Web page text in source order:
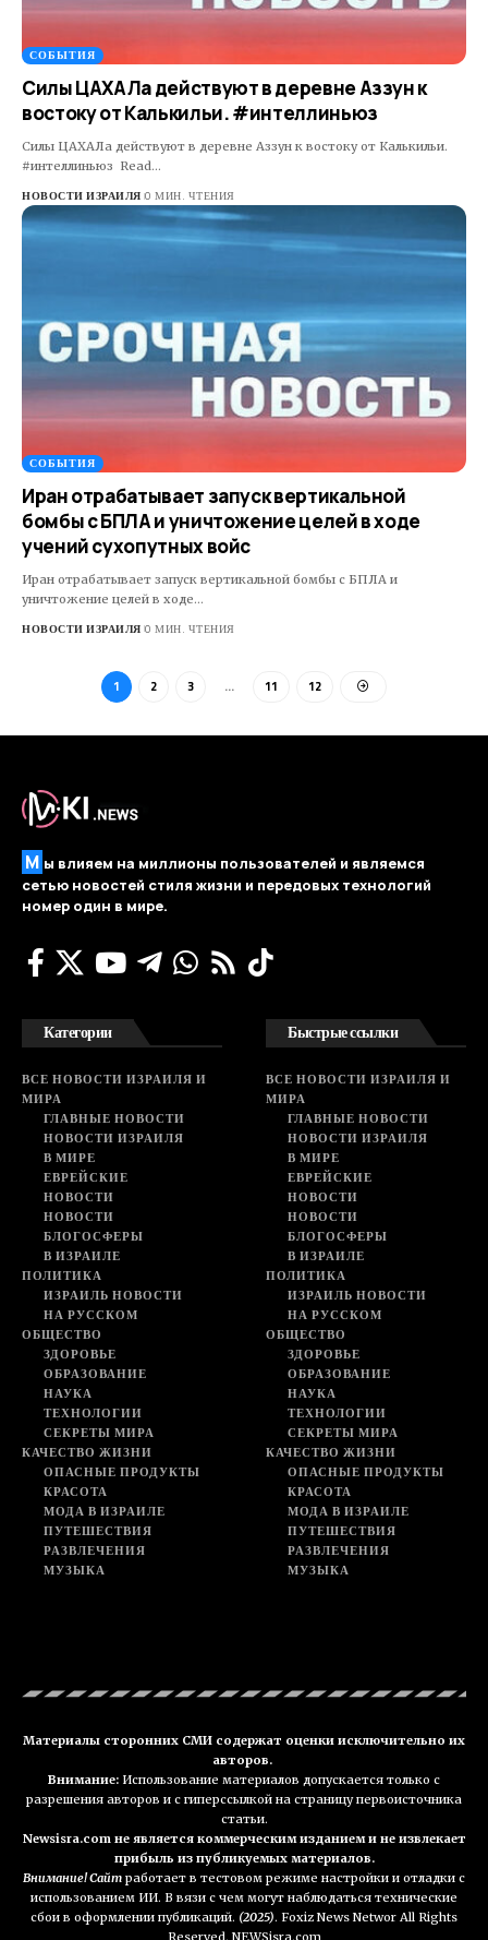
СОБЫТИЯ
Силы ЦАХАЛа действуют в деревне Аззун к
востоку от Калькильи. #интеллиньюз
Силы ЦАХАЛа действуют в деревне Аззун к востоку от Калькильи.
#интеллиньюз Read…
НОВОСТИ ИЗРАИЛЯ 0 МИН. ЧТЕНИЯ
СОБЫТИЯ
Иран отрабатывает запуск вертикальной
бомбы с БПЛА и уничтожение целей в ходе
учений сухопутных войс
Иран отрабатывает запуск вертикальной бомбы с БПЛА и
уничтожение целей в ходе…
НОВОСТИ ИЗРАИЛЯ 0 МИН. ЧТЕНИЯ
1 2 3 … 11 12
М ы влияем на миллионы пользователей и являемся
сетью новостей стиля жизни и передовых технологий
номер один в мире.
Категории
ВСЕ НОВОСТИ ИЗРАИЛЯ И
МИРА
ГЛАВНЫЕ НОВОСТИ
НОВОСТИ ИЗРАИЛЯ
В МИРЕ
ЕВРЕЙСКИЕ
НОВОСТИ
НОВОСТИ
БЛОГОСФЕРЫ
В ИЗРАИЛЕ
ПОЛИТИКА
ИЗРАИЛЬ НОВОСТИ
НА РУССКОМ
ОБЩЕСТВО
ЗДОРОВЬЕ
ОБРАЗОВАНИЕ
НАУКА
ТЕХНОЛОГИИ
СЕКРЕТЫ МИРА
КАЧЕСТВО ЖИЗНИ
ОПАСНЫЕ ПРОДУКТЫ
КРАСОТА
МОДА В ИЗРАИЛЕ
ПУТЕШЕСТВИЯ
РАЗВЛЕЧЕНИЯ
МУЗЫКА
Быстрые ссылки
ВСЕ НОВОСТИ ИЗРАИЛЯ И
МИРА
ГЛАВНЫЕ НОВОСТИ
НОВОСТИ ИЗРАИЛЯ
В МИРЕ
ЕВРЕЙСКИЕ
НОВОСТИ
НОВОСТИ
БЛОГОСФЕРЫ
В ИЗРАИЛЕ
ПОЛИТИКА
ИЗРАИЛЬ НОВОСТИ
НА РУССКОМ
ОБЩЕСТВО
ЗДОРОВЬЕ
ОБРАЗОВАНИЕ
НАУКА
ТЕХНОЛОГИИ
СЕКРЕТЫ МИРА
КАЧЕСТВО ЖИЗНИ
ОПАСНЫЕ ПРОДУКТЫ
КРАСОТА
МОДА В ИЗРАИЛЕ
ПУТЕШЕСТВИЯ
РАЗВЛЕЧЕНИЯ
МУЗЫКА
Материалы сторонних СМИ содержат оценки исключительно их
авторов.
Внимание: Использование материалов допускается только с
разрешения авторов и с гиперссылкой на страницу первоисточника
статьи.
Newsisra.com не является коммерческим изданием и не извлекает
прибыль из публикуемых материалов.
Внимание! Сайт работает в тестовом режиме настройки и отладки с
использованием ИИ. В вязи с чем могут наблюдаться технические
сбои в оформлении публикаций. (2025). Foxiz News Networ All Rights
Reserved. NEWSisra.com